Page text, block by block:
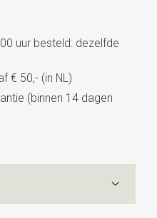
uur besteld: dezelfde
€ 50,- (in NL)
(binnen 14 dagen